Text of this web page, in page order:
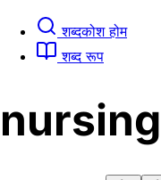
शब्दकोश होम
शब्द रूप
nursing